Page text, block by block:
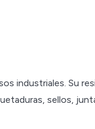
industriales. Su
sellos,